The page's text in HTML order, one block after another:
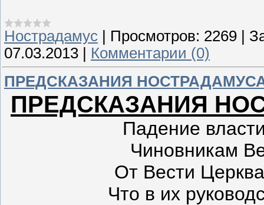
Нострадамус Просмотров: 2269
07.03.2013
Комментарии (0)
ПРЕДСКАЗАНИЯ НОСТРАДАМУСА
ПРЕДСКАЗАНИЯ
Падение
Чиновникам
От Вести
Что в их